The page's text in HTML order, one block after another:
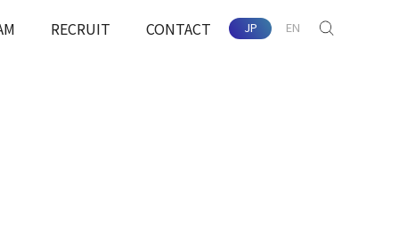
RECRUIT CONTACT JP EN